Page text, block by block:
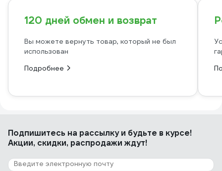
120 дней обмен и возврат
Вы можете вернуть товар, который не был
использован
Подробнее
Подпишитесь на рассылкуи будьте в курсе!
Акции, скидки, распродажи ждут!